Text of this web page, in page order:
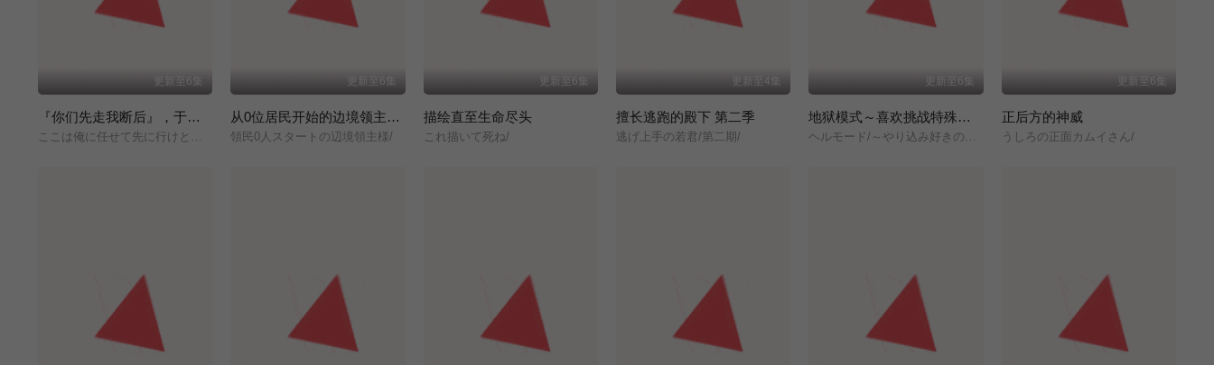
更新至6集
『你们先走我断后』，于是10年后我成为了传说
更新至6集
从0位居民开始的边境领主大人
領民0人スタートの辺境領主様/
更新至6集
描绘直至生命尽头
これ描いて死ね/
更新至4集
擅长逃跑的殿下 第二季
逃げ上手の若君/第二期/
更新至6集
地狱模式～喜欢挑战特殊成就的玩家在废设定的异世界成为无双～第二季
更新至6集
正后方的神威
うしろの正面カムイさん/